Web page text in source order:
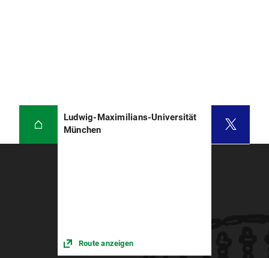
Ludwig-Maximilians-Universität
München
Route anzeigen